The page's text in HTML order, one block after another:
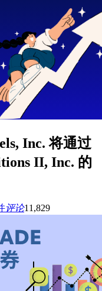
Inc. 将通过
II, Inc. 的
评论11,829